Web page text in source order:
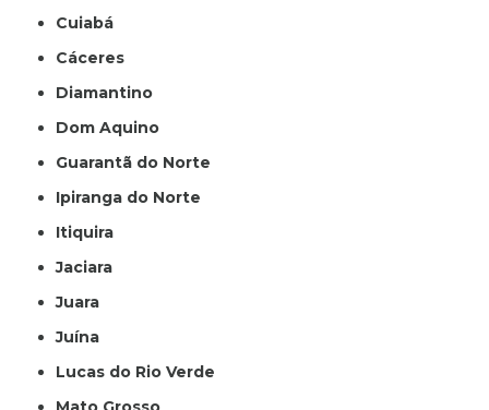
Cuiabá
Cáceres
Diamantino
Dom Aquino
Guarantã do Norte
Ipiranga do Norte
Itiquira
Jaciara
Juara
Juína
Lucas do Rio Verde